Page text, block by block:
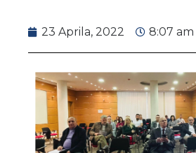
23 Aprila, 2022 8:07 am